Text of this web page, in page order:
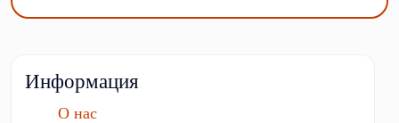
Информация
О нас